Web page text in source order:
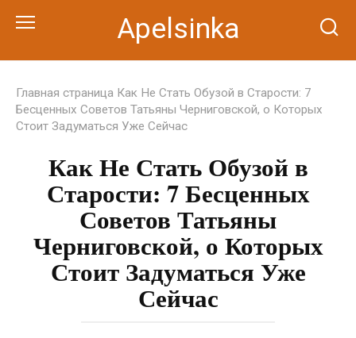
Apelsinka
Главная страница Как Не Стать Обузой в Старости: 7
Бесценных Советов Татьяны Черниговской, о Которых
Стоит Задуматься Уже Сейчас
Как Не Стать Обузой в
Старости: 7 Бесценных
Советов Татьяны
Черниговской, о Которых
Стоит Задуматься Уже
Сейчас